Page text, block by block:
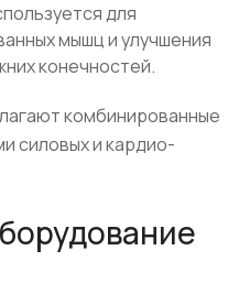
для
мышц и улучшения
конечностей.
комбинированные
силовых и кардио-